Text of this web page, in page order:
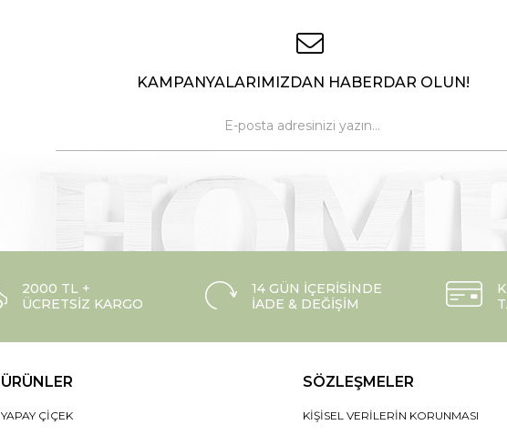
KAMPANYALARIMIZDAN HABERDAR OLUN!
2000 TL +
ÜCRETSIZ KARGO
14 GÜN İÇERISINDE
İADE & DEĞIŞIM
ÜRÜNLER
YAPAY ÇIÇEK
SÖZLEŞMELER
KIŞISEL VERILERIN KORUNMASI